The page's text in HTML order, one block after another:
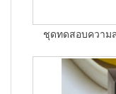
ชุดทดสอบความ